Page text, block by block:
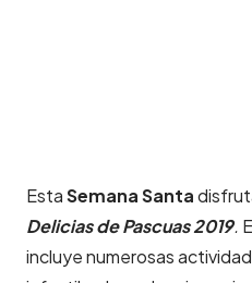
EstaSemana Santa
Delicias de Pascuas 2019.
incluye numerosas